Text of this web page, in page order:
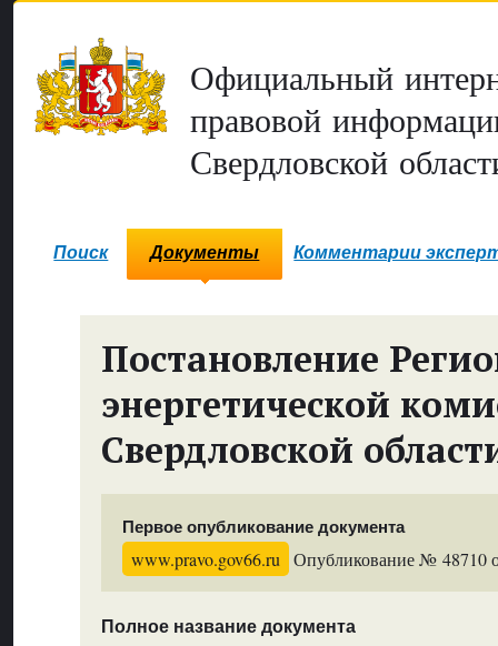
Официальный
правовой
Свердловской
Поиск Документы Комментарии
Постановление
энергетической
Свердловской
Первое опубликование документа
www.pravo.gov66.ru Опубликование № 48710
Полное название документа